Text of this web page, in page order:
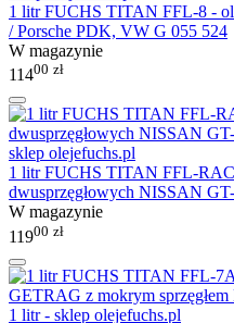
1 litr FUCHS TITAN FFL-8 -
/ Porsche PDK, VW G 055 524
W magazynie
11400 zł
1 litr FUCHS TITAN FFL-
dwusprzęgłowych NISSAN
W magazynie
11900 zł